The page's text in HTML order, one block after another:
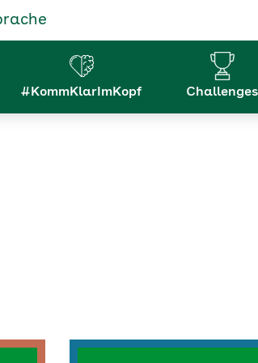
#KommKlarImKopf Challenges